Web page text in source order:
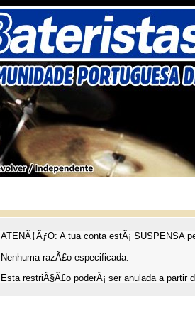
ATENÃ‡ÃƒO: A tua conta estÃ¡ SUSPENSA
Nenhuma razÃ£o especificada.
Esta restriÃ§Ã£o poderÃ¡ ser anulada a partir